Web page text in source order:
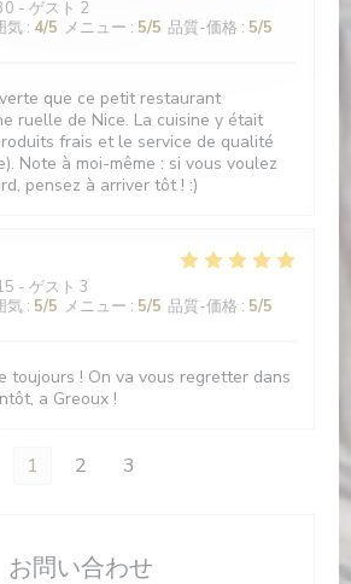
- ゲスト 2
気 : 4/5 メニュー : 5/5 品質-価格 : 5/5
que ce petit restaurant
ruelle de Nice. La cuisine y était
frais et le service de qualité
Note à moi-même : si vous voulez
pensez à arriver tôt ! :)
- ゲスト 3
気 : 5/5 メニュー : 5/5 品質-価格 : 5/5
toujours ! On va vous regretter dans
a Greoux !
1 2 3
お問い合わせ